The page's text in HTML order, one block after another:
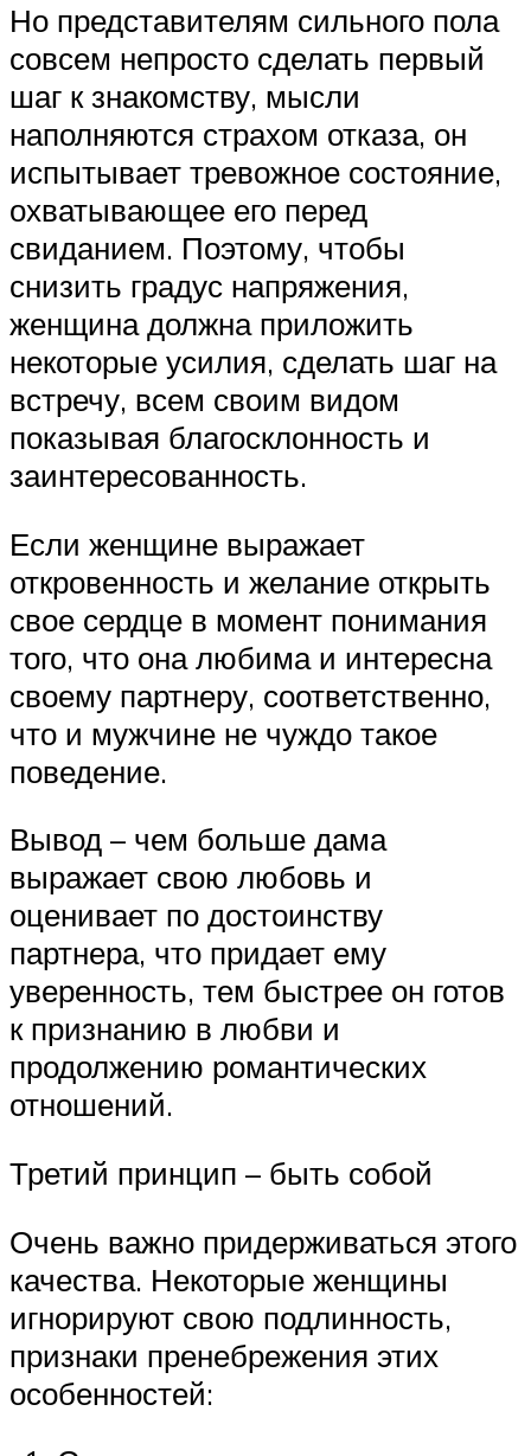
Но представителям сильного пола
совсем непросто сделать первый
шаг к знакомству, мысли
наполняются страхом отказа, он
испытывает тревожное состояние,
охватывающее его перед
свиданием. Поэтому, чтобы
снизить градус напряжения,
женщина должна приложить
некоторые усилия, сделать шаг на
встречу, всем своим видом
показывая благосклонность и
заинтересованность.
Если женщине выражает
откровенность и желание открыть
свое сердце в момент понимания
того, что она любима и интересна
своему партнеру, соответственно,
что и мужчине не чуждо такое
поведение.
Вывод – чем больше дама
выражает свою любовь и
оценивает по достоинству
партнера, что придает ему
уверенность, тем быстрее он готов
к признанию в любви и
продолжению романтических
отношений.
Третий принцип – быть собой
Очень важно придерживаться этого
качества. Некоторые женщины
игнорируют свою подлинность,
признаки пренебрежения этих
особенностей: